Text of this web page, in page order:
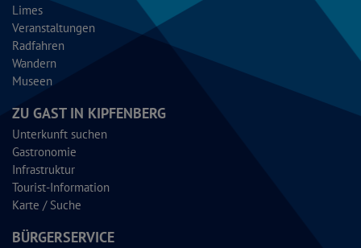
Limes
Veranstaltungen
Radfahren
Wandern
Museen
ZU GAST IN KIPFENBERG
Unterkunft suchen
Gastronomie
Infrastruktur
Tourist-Information
Karte / Suche
BÜRGERSERVICE